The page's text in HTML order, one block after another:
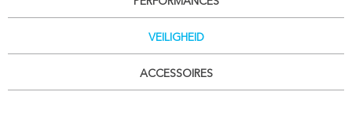
VEILIGHEID
ACCESSOIRES